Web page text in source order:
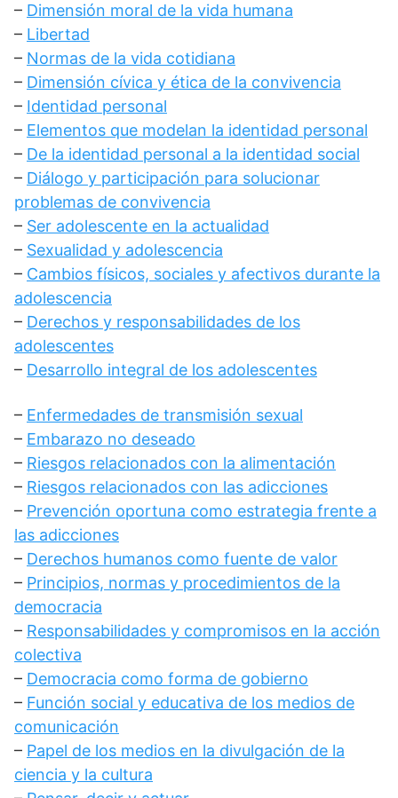
– Dimensión moral de la vida humana
– Libertad
– Normas de la vida cotidiana
– Dimensión cívica y ética de la convivencia
– Identidad personal
– Elementos que modelan la identidad personal
– De la identidad personal a la identidad social
– Diálogo y participación para solucionar
problemas de convivencia
– Ser adolescente en la actualidad
– Sexualidad y adolescencia
– Cambios físicos, sociales y afectivos durante la
adolescencia
– Derechos y responsabilidades de los
adolescentes
– Desarrollo integral de los adolescentes
– Enfermedades de transmisión sexual
– Embarazo no deseado
– Riesgos relacionados con la alimentación
– Riesgos relacionados con las adicciones
– Prevención oportuna como estrategia frente a
las adicciones
– Derechos humanos como fuente de valor
– Principios, normas y procedimientos de la
democracia
– Responsabilidades y compromisos en la acción
colectiva
– Democracia como forma de gobierno
– Función social y educativa de los medios de
comunicación
– Papel de los medios en la divulgación de la
ciencia y la cultura